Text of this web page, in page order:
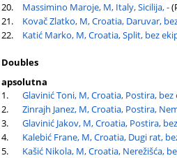
20.
Massimino Maroje, M, Italy, Sicilija, -
21.
Kovač Zlatko, M, Croatia, Daruvar,
22.
Katić Marko, M, Croatia, Split, bez
Doubles
apsolutna
1.
Glavinić Toni, M, Croatia, Postira, bez
2.
Zinrajh Janez, M, Croatia, Postira,
3.
Glavinić Jakov, M, Croatia, Postira,
4.
Kalebić Frane, M, Croatia, Dugi rat,
5.
Kašić Nikola, M, Croatia, Nerežišća,